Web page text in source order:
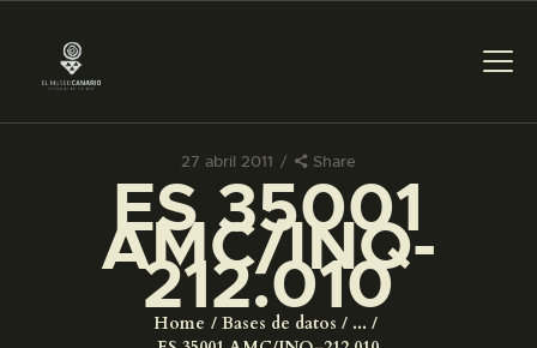
27 abril 2011 Share
ES 35001
AMC/INQ-
212.010
Home Bases de datos
...
PREPARAR LA VISITA
ACTIVIDADES